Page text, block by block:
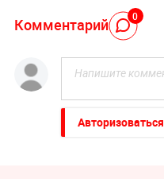
Комментарий 0
Авторизоваться